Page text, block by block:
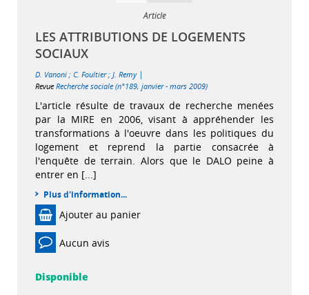
Article
LES ATTRIBUTIONS DE LOGEMENTS
SOCIAUX
D. Vanoni ; C. Foultier; J. Remy |
Revue Recherche sociale (n°189, janvier - mars 2009)
L'article résulte de travaux de recherche menées
par la MIRE en 2006, visant à appréhender les
transformations à l'oeuvre dans les politiques du
logement et reprend la partie consacrée à
l'enquête de terrain. Alors que le DALO peine à
entrer en [...]
Plus d'information...
Ajouter au panier
Aucun avis
Disponible